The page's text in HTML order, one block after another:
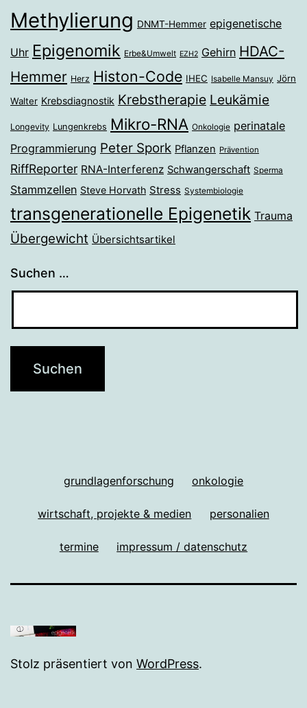
Methylierung DNMT-Hemmer epigenetische
Uhr Epigenomik Erbe&Umwelt EZH2 Gehirn HDAC-
Hemmer Herz Histon-Code IHEC Isabelle Mansuy Jörn
Walter Krebsdiagnostik Krebstherapie Leukämie
Longevity Lungenkrebs Mikro-RNA Onkologie perinatale
Programmierung Peter Spork Pflanzen Prävention
RiffReporter RNA-Interferenz Schwangerschaft Sperma
Stammzellen Steve Horvath Stress Systembiologie
transgenerationelle Epigenetik Trauma
Übergewicht Übersichtsartikel
Suchen …
grundlagenforschung onkologie
wirtschaft, projekte & medien personalien
termine impressum / datenschutz
Stolz präsentiert von WordPress.